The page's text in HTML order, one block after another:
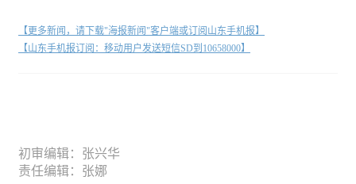
【更多新闻，请下载"海报新闻"客户端或订阅山东手机报】
【山东手机报订阅：移动用户发送短信SD到10658000】
初审编辑：张兴华
责任编辑：张娜